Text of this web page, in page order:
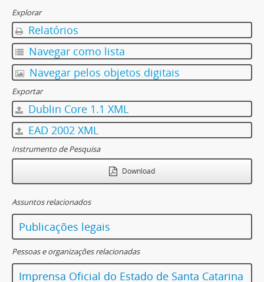
Explorar
Relatórios
Navegar como lista
Navegar pelos objetos digitais
Exportar
Dublin Core 1.1 XML
EAD 2002 XML
Instrumento de Pesquisa
Download
Assuntos relacionados
Publicações legais
Pessoas e organizações relacionadas
Imprensa Oficial do Estado de Santa Catarina